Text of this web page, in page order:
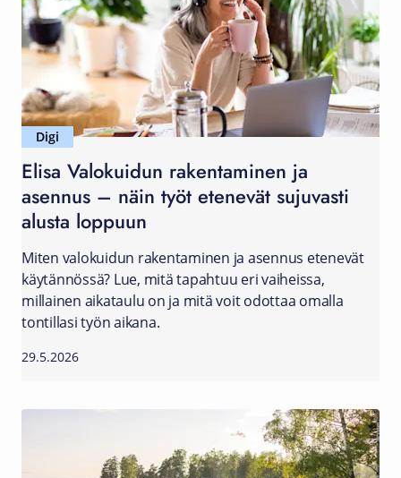
Digi
Elisa Valokuidun rakentaminen ja
asennus – näin työt etenevät sujuvasti
alusta loppuun
Miten valokuidun rakentaminen ja asennus etenevät
käytännössä? Lue, mitä tapahtuu eri vaiheissa,
millainen aikataulu on ja mitä voit odottaa omalla
tontillasi työn aikana.
29.5.2026